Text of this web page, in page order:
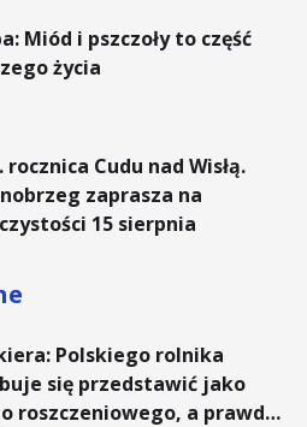
Miód i pszczoły to część
życia
rocznica Cudu nad Wisłą.
zaprasza na
15 sierpnia
Polskiego rolnika
się przedstawić jako
roszczeniowego, a prawda